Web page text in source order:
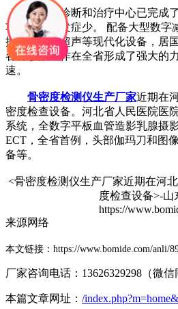
心脏病诊断和治疗中心已完成
功率高，并发症少。 配备大型数字
搏和血管内超声等现代化设备，居
各种诊治工作在全省形成了强大的
速。
骨密度检测仪生产厂家近期在
密度检查设备。 河北省人民医院医
系统，全数字平板血管造影乳腺摄
ECT，全省首例，头部伽玛刀和图
备等。
<骨密度检测仪生产厂家近期在河
度检查设备>-山
https://
来源网络
本文链接：https://www.bomide.com/anli/
厂家咨询电话：13626329298（微信
本篇文章网址： /